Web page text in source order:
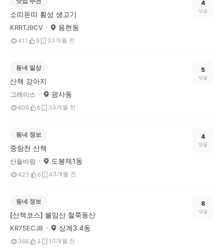
소띠돈띠 횡성 생고기
KRRTJ9CV 용현동
411 9 33개월 전
4
댓글
동네 일상
산책 강아지
그레이스 광사동
606 6 33개월 전
5
댓글
동네 정보
중랑천 산책
산들바람 도봉제1동
423 6 43개월 전
4
댓글
동네 정보
[산책코스] 불암산 철쭉동산
KR75ECJB 상계3.4동
366 3 1 3개월 전
8
댓글